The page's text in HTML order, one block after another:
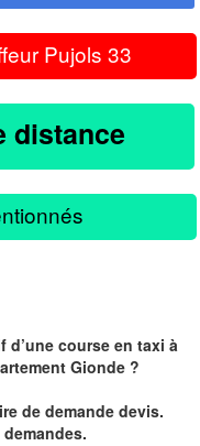
Pujols 33
distance
d’une course en taxi à
Gionde ?
de demande devis.